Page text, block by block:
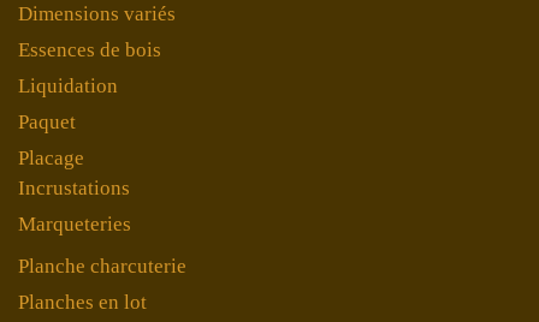
Dimensions variés
Essences de bois
Liquidation
Paquet
Placage
Incrustations
Marqueteries
Planche charcuterie
Planches en lot